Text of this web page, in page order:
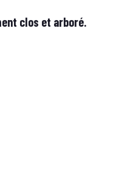
clos et arboré.